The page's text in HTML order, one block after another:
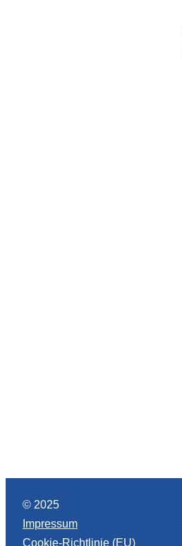
© 2025
Impressum
Cookie-Richtlinie (EU)